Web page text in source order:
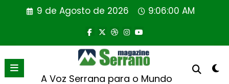
9 de Agosto de 2026 9:06:01 AM
A Voz Serrana para o Mundo